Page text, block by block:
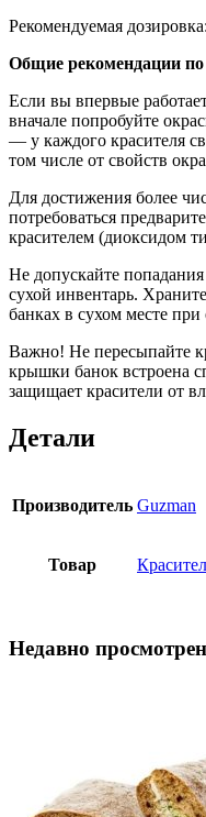
Рекомендуемая
Общие рекомендации по
Если вы впервые
вначале попробуйте
— у каждого красителя
том числе от свойств
Для достижения более
потребоваться
красителем (диоксидом
Не допускайте
сухой инвентарь.
банках в сухом месте
Важно! Не пересыпайте
крышки банок встроена
защищает красители от
Детали
Производитель Guzman
Товар
Недавно